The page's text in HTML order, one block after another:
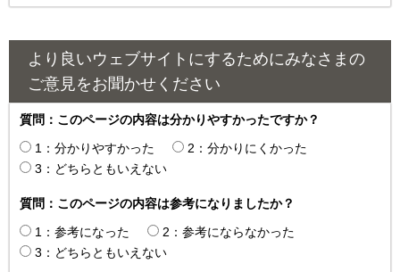
より良いウェブサイトにするためにみなさまの
ご意見をお聞かせください
質問：このページの内容は分かりやすかったですか？
1：分かりやすかった
2：分かりにくかった
3：どちらともいえない
質問：このページの内容は参考になりましたか？
1：参考になった
2：参考にならなかった
3：どちらともいえない